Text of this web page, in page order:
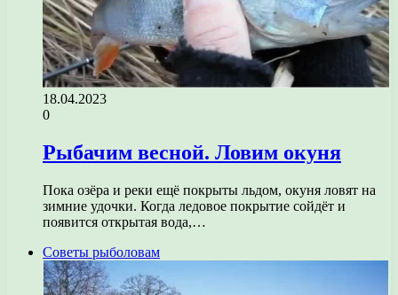
18.04.2023
0
Рыбачим весной. Ловим окуня
Пока озёра и реки ещё покрыты льдом, окуня ловят на
зимние удочки. Когда ледовое покрытие сойдёт и
появится открытая вода,…
Советы рыболовам